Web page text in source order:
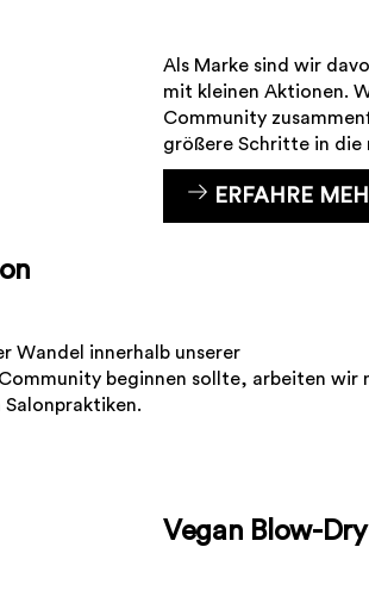
Als Marke sind wir
mit kleinen Aktionen.
Community
größere Schritte in die
ERFAHRE
Wandel innerhalb unserer
beginnen sollte, arbeiten wir
Vegan Blow-Dry